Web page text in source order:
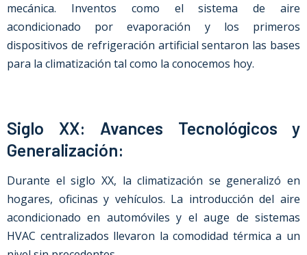
mecánica. Inventos como el sistema de aire
acondicionado por evaporación y los primeros
dispositivos de refrigeración artificial sentaron las bases
para la climatización tal como la conocemos hoy.
Siglo XX: Avances Tecnológicos y
Generalización:
Durante el siglo XX, la climatización se generalizó en
hogares, oficinas y vehículos. La introducción del aire
acondicionado en automóviles y el auge de sistemas
HVAC centralizados llevaron la comodidad térmica a un